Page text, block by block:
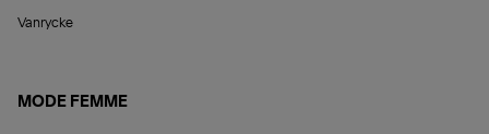
Vanrycke
MODE FEMME